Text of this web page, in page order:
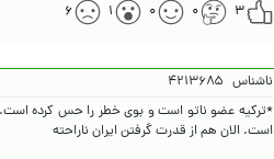
۳
۰ ۰ ۱ ۶
ناشناس ۴۲۱۳۶۸۵
*ترکیه عضو ناتو است و بوی خطر را حس کرده است.